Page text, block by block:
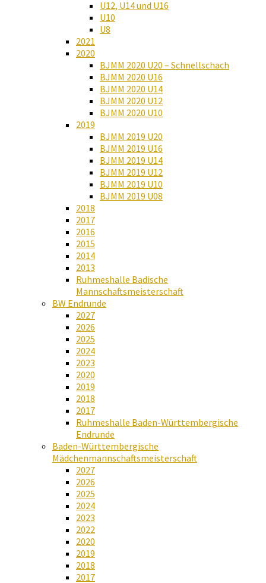
U12, U14 und U16
U10
U8
2021
2020
BJMM 2020 U20 – Schnellschach
BJMM 2020 U16
BJMM 2020 U14
BJMM 2020 U12
BJMM 2020 U10
2019
BJMM 2019 U20
BJMM 2019 U16
BJMM 2019 U14
BJMM 2019 U12
BJMM 2019 U10
BJMM 2019 U08
2018
2017
2016
2015
2014
2013
Ruhmeshalle Badische
Mannschaftsmeisterschaft
BW Endrunde
2027
2026
2025
2024
2023
2020
2019
2018
2017
Ruhmeshalle Baden-Württembergische
Endrunde
Baden-Württembergische
Mädchenmannschaftsmeisterschaft
2027
2026
2025
2024
2023
2022
2020
2019
2018
2017